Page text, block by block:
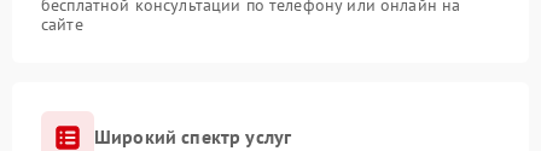
бесплатной консультации по телефону или онлайн на
сайте
Широкий спектр услуг